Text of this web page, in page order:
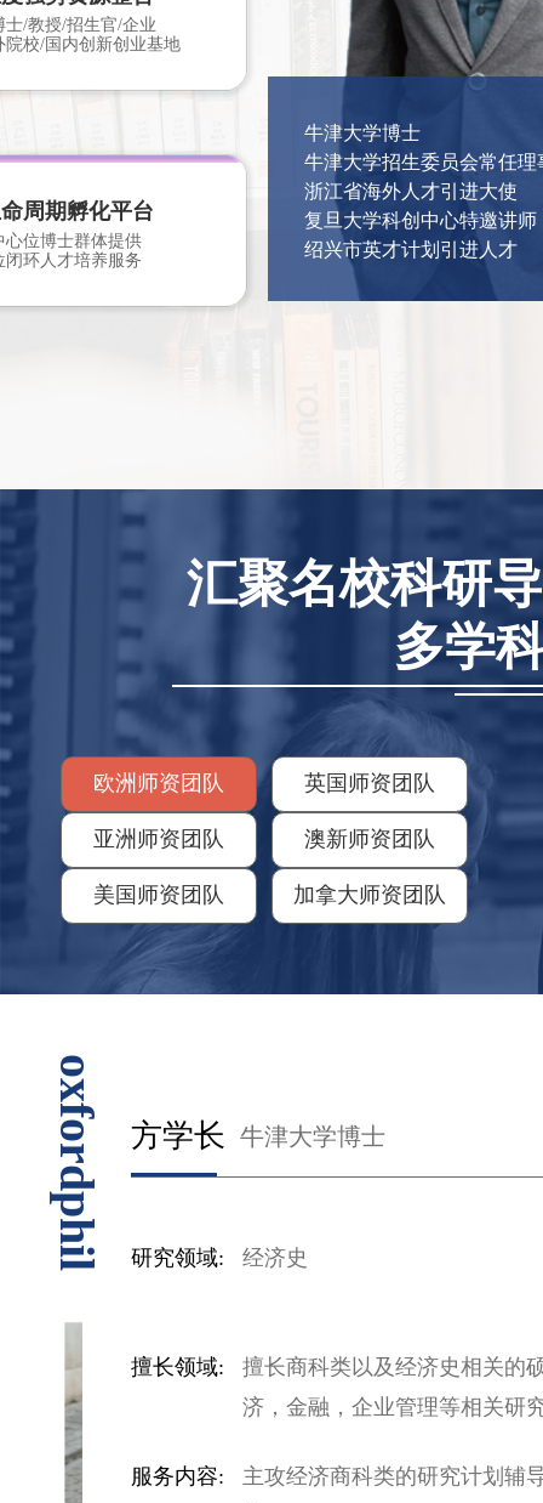
士/教授/招生官/企业
院校/国内创新创业基地
周期孵化平台
心位博士群体提供
闭环人才培养服务
牛津大学博士
牛津大学招生委员会常任理
浙江省海外人才引进大使
复旦大学科创中心特邀讲师
绍兴市英才计划引进人才
汇聚名校科研
多学
欧洲师资团队 英国师资团队
亚洲师资团队 澳新师资团队
美国师资团队 加拿大师资团队
士申请；有丰富的岗位
计划指导
oxfordphil 方学长 牛津大学博士
研究领域: 经济史
擅长领域:
擅长商科类以及经济史相关的
济，金融，企业管理等相关研
服务内容:
主攻经济商科类的研究计划辅